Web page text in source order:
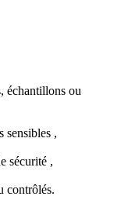
échantillons ou
sensibles ,
sécurité ,
contrôlés.